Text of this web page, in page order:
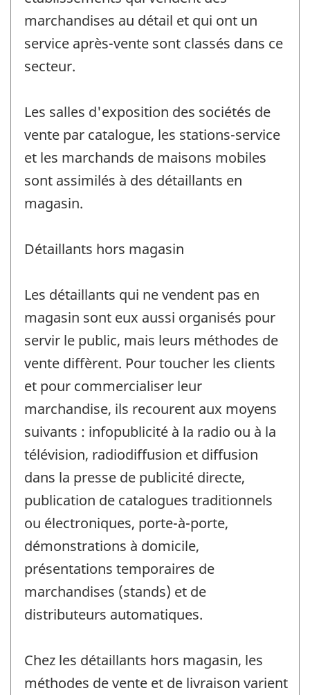
marchandises au détail et qui ont un
service après-vente sont classés dans ce
secteur.
Les salles d'exposition des sociétés de
vente par catalogue, les stations-service
et les marchands de maisons mobiles
sont assimilés à des détaillants en
magasin.
Détaillants hors magasin
Les détaillants qui ne vendent pas en
magasin sont eux aussi organisés pour
servir le public, mais leurs méthodes de
vente diffèrent. Pour toucher les clients
et pour commercialiser leur
marchandise, ils recourent aux moyens
suivants : infopublicité à la radio ou à la
télévision, radiodiffusion et diffusion
dans la presse de publicité directe,
publication de catalogues traditionnels
ou électroniques, porte-à-porte,
démonstrations à domicile,
présentations temporaires de
marchandises (stands) et de
distributeurs automatiques.
Chez les détaillants hors magasin, les
méthodes de vente et de livraison varient